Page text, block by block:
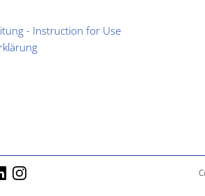
- Instruction for Use